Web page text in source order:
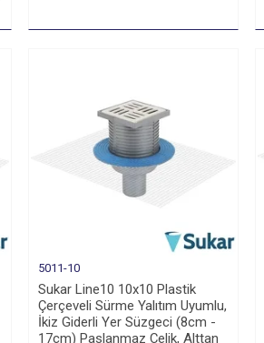
5011-10
Sukar Line10 10x10 Plastik
Çerçeveli Sürme Yalıtım Uyumlu,
İkiz Giderli Yer Süzgeci (8cm -
17cm) Paslanmaz Çelik, Alttan